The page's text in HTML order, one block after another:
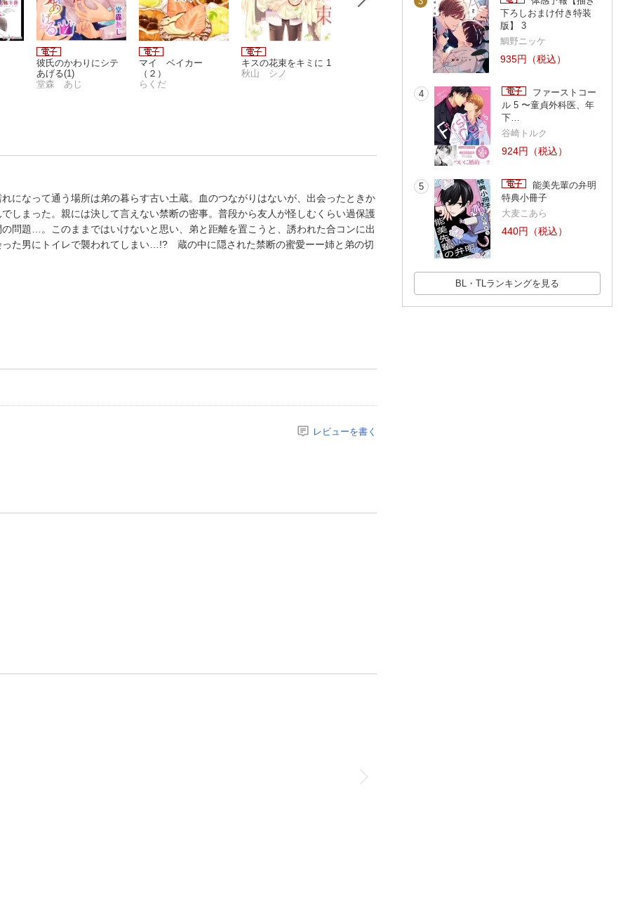
彼氏のかわりにシテ
あげる(1)
堂森 あじ
マイ ベイカー
（２）
らくだ
キスの花束をキミに 1
秋山 シノ
上司と私 秘密のセ
クシャルヒーリング
運命を信じない
になって通う場所は弟の暮らす古い土蔵。血のつながりはないが、出会ったときか
しまった。親には決して言えない禁断の密事。普段から友人が怪しむくらい過保護
問題…。このままではいけないと思い、弟と距離を置こうと、誘われた合コンに出
た男にトイレで襲われてしまい…!? 蔵の中に隠された禁断の蜜愛ーー姉と弟の切
レビューを書く
下ろしおまけ付き特装
版】 3
鯛野ニッケ
935円（税込）
4
ファーストコー
ル 5 〜童貞外科医、年
下…
谷崎トルク
924円（税込）
5
能美先輩の弁明
特典小冊子
大麦こあら
440円（税込）
BL・TLランキングを見る